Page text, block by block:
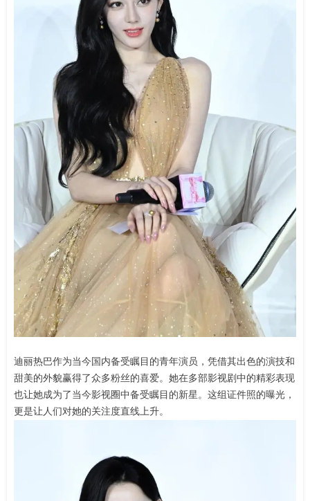
迪丽热巴作为当今国内备受瞩目的青年演员，凭借其出色的演技和
甜美的外貌赢得了众多粉丝的喜爱。她在多部影视剧中的精彩表现
也让她成为了当今影视圈中备受瞩目的新星。这组证件照的曝光，
更是让人们对她的关注度直线上升。